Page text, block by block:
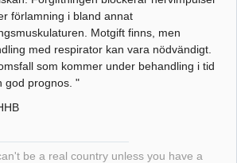
förlamning i bland annat
Motgift finns, men
med respirator kan vara nödvändigt.
som kommer under behandling i tid
god prognos. "
be a real country unless you have a